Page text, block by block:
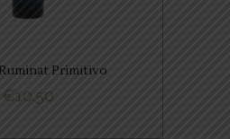
BUY NOW
Primitivo
€10.50